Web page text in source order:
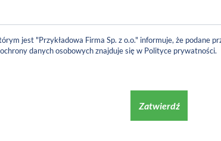
jest "Przykładowa Firma Sp. z o.o." informuje, że podane
danych osobowych znajduje się w Polityce prywatności.
Zatwierdź